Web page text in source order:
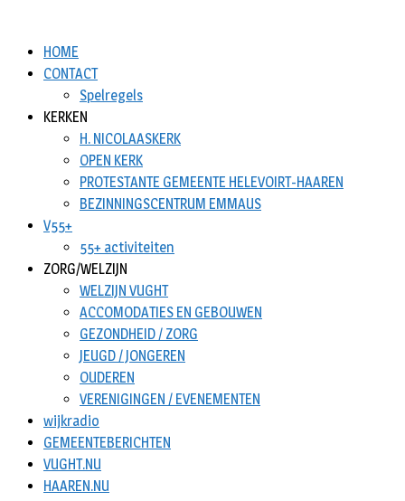
HOME
CONTACT
Spelregels
KERKEN
H. NICOLAASKERK
OPEN KERK
PROTESTANTE GEMEENTE HELEVOIRT-HAAREN
BEZINNINGSCENTRUM EMMAUS
V55+
55+ activiteiten
ZORG/WELZIJN
WELZIJN VUGHT
ACCOMODATIES EN GEBOUWEN
GEZONDHEID / ZORG
JEUGD / JONGEREN
OUDEREN
VERENIGINGEN / EVENEMENTEN
wijkradio
GEMEENTEBERICHTEN
VUGHT.NU
HAAREN.NU